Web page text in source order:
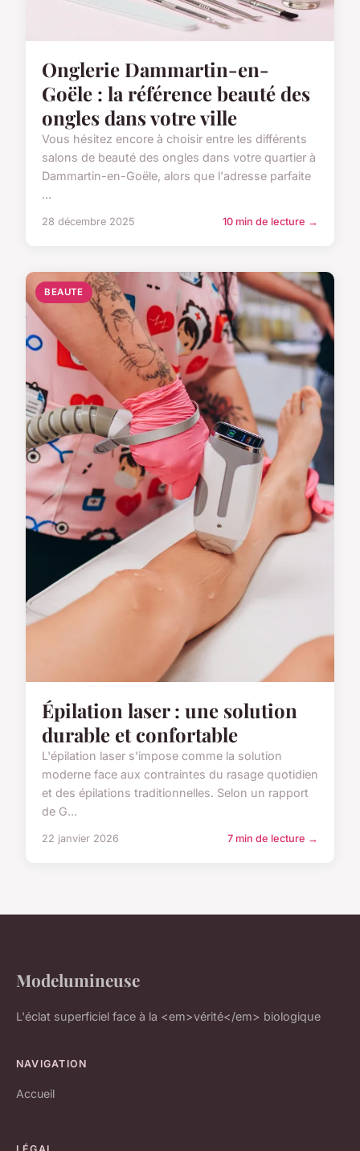
Onglerie Dammartin-en-
Goële : la référence beauté des
ongles dans votre ville
Vous hésitez encore à choisir entre les différents
salons de beauté des ongles dans votre quartier à
Dammartin-en-Goële, alors que l'adresse parfaite
...
28 décembre 2025 10 min de lecture →
BEAUTE
Épilation laser : une solution
durable et confortable
L'épilation laser s'impose comme la solution
moderne face aux contraintes du rasage quotidien
et des épilations traditionnelles. Selon un rapport
de G...
22 janvier 2026 7 min de lecture →
Modelumineuse
L'éclat superficiel face à la <em>vérité</em> biologique
NAVIGATION
Accueil